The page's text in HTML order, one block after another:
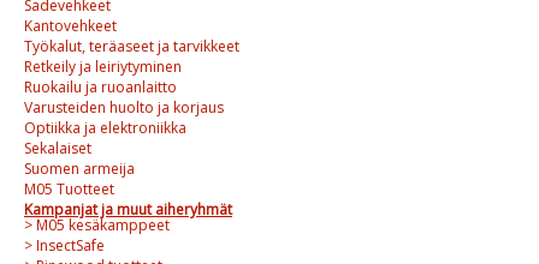
Sadevehkeet
Kantovehkeet
Työkalut, teräaseet ja tarvikkeet
Retkeily ja leiriytyminen
Ruokailu ja ruoanlaitto
Varusteiden huolto ja korjaus
Optiikka ja elektroniikka
Sekalaiset
Suomen armeija
M05 Tuotteet
Kampanjat ja muut aiheryhmät
> M05 kesäkamppeet
> InsectSafe